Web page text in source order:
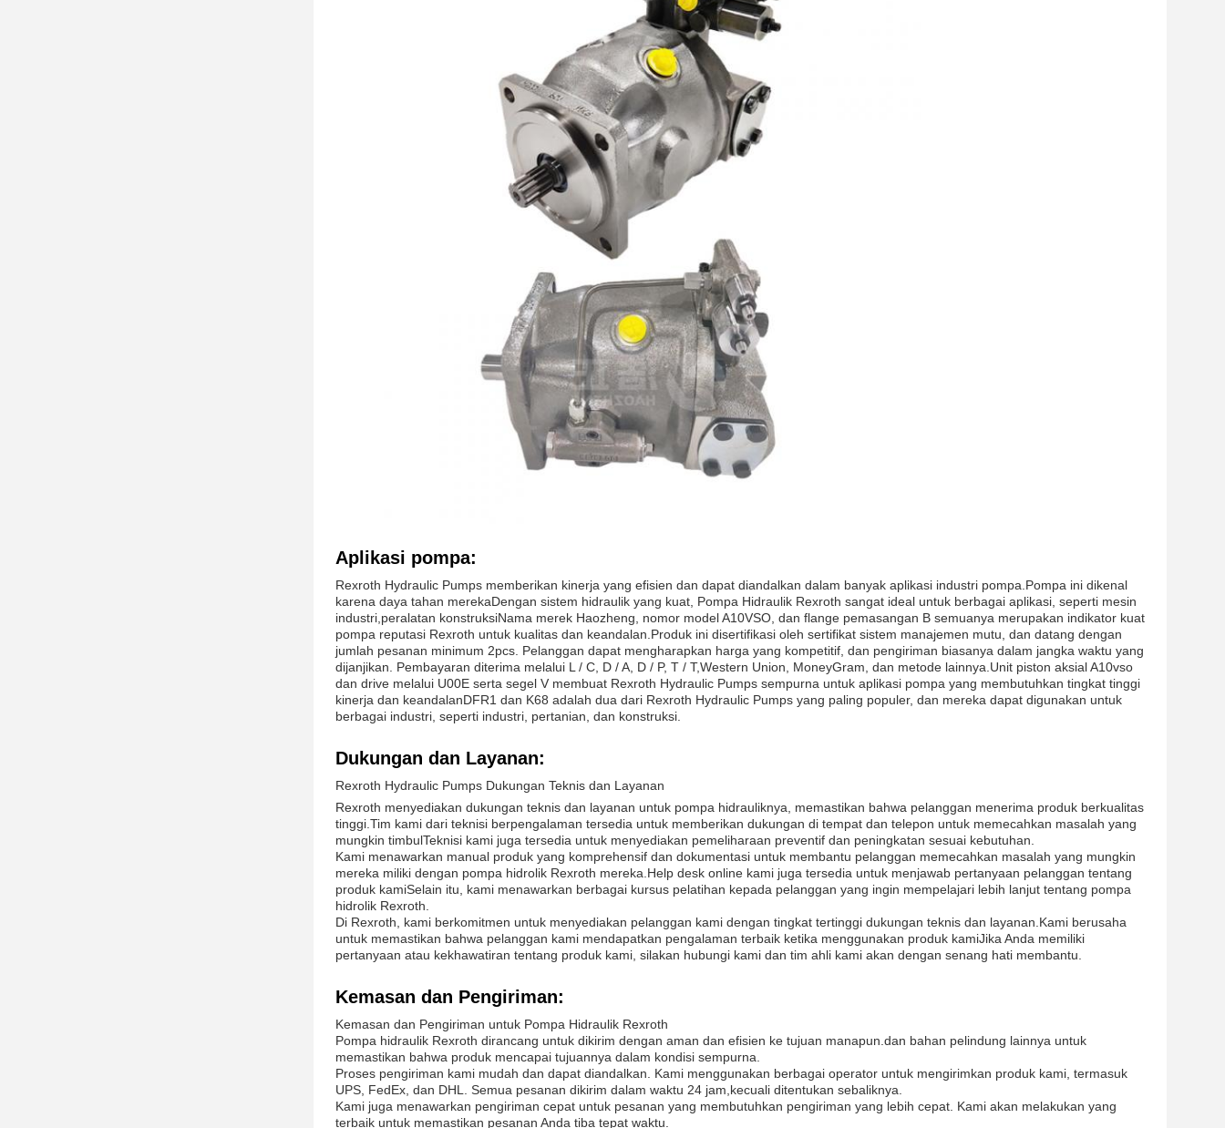
Aplikasi pompa:
Rexroth Hydraulic Pumps memberikan kinerja yang efisien dan dapat diandalkan dalam banyak aplikasi industri pompa.Pompa ini dikenal
karena daya tahan merekaDengan sistem hidraulik yang kuat, Pompa Hidraulik Rexroth sangat ideal untuk berbagai aplikasi, seperti mesin
industri,peralatan konstruksiNama merek Haozheng, nomor model A10VSO, dan flange pemasangan B semuanya merupakan indikator kuat
pompa reputasi Rexroth untuk kualitas dan keandalan.Produk ini disertifikasi oleh sertifikat sistem manajemen mutu, dan datang dengan
jumlah pesanan minimum 2pcs. Pelanggan dapat mengharapkan harga yang kompetitif, dan pengiriman biasanya dalam jangka waktu yang
dijanjikan. Pembayaran diterima melalui L / C, D / A, D / P, T / T,Western Union, MoneyGram, dan metode lainnya.Unit piston aksial A10vso
dan drive melalui U00E serta segel V membuat Rexroth Hydraulic Pumps sempurna untuk aplikasi pompa yang membutuhkan tingkat tinggi
kinerja dan keandalanDFR1 dan K68 adalah dua dari Rexroth Hydraulic Pumps yang paling populer, dan mereka dapat digunakan untuk
berbagai industri, seperti industri, pertanian, dan konstruksi.
Dukungan dan Layanan:
Rexroth Hydraulic Pumps Dukungan Teknis dan Layanan
Rexroth menyediakan dukungan teknis dan layanan untuk pompa hidrauliknya, memastikan bahwa pelanggan menerima produk berkualitas
tinggi.Tim kami dari teknisi berpengalaman tersedia untuk memberikan dukungan di tempat dan telepon untuk memecahkan masalah yang
mungkin timbulTeknisi kami juga tersedia untuk menyediakan pemeliharaan preventif dan peningkatan sesuai kebutuhan.
Kami menawarkan manual produk yang komprehensif dan dokumentasi untuk membantu pelanggan memecahkan masalah yang mungkin
mereka miliki dengan pompa hidrolik Rexroth mereka.Help desk online kami juga tersedia untuk menjawab pertanyaan pelanggan tentang
produk kamiSelain itu, kami menawarkan berbagai kursus pelatihan kepada pelanggan yang ingin mempelajari lebih lanjut tentang pompa
hidrolik Rexroth.
Di Rexroth, kami berkomitmen untuk menyediakan pelanggan kami dengan tingkat tertinggi dukungan teknis dan layanan.Kami berusaha
untuk memastikan bahwa pelanggan kami mendapatkan pengalaman terbaik ketika menggunakan produk kamiJika Anda memiliki
pertanyaan atau kekhawatiran tentang produk kami, silakan hubungi kami dan tim ahli kami akan dengan senang hati membantu.
Kemasan dan Pengiriman:
Kemasan dan Pengiriman untuk Pompa Hidraulik Rexroth
Pompa hidraulik Rexroth dirancang untuk dikirim dengan aman dan efisien ke tujuan manapun.dan bahan pelindung lainnya untuk
memastikan bahwa produk mencapai tujuannya dalam kondisi sempurna.
Proses pengiriman kami mudah dan dapat diandalkan. Kami menggunakan berbagai operator untuk mengirimkan produk kami, termasuk
UPS, FedEx, dan DHL. Semua pesanan dikirim dalam waktu 24 jam,kecuali ditentukan sebaliknya.
Kami juga menawarkan pengiriman cepat untuk pesanan yang membutuhkan pengiriman yang lebih cepat. Kami akan melakukan yang
terbaik untuk memastikan pesanan Anda tiba tepat waktu.